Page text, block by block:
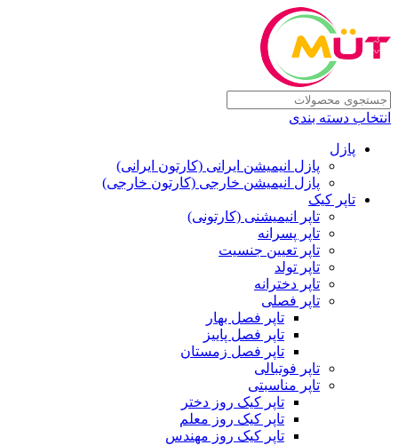
انتخاب دسته بندی
پازل
پازل انیمیشن ایرانی (کارتون ایرانی)
پازل انیمیشن خارجی (کارتون خارجی)
تاپر کیک
تاپر انیمیشنی (کارتونی)
تاپر پسرانه
تاپر تعیین جنسیت
تاپر تولد
تاپر دخترانه
تاپر فصلی
تاپر فصل بهار
تاپر فصل پاییز
تاپر فصل زمستان
تاپر فوتبالی
تاپر مناسبتی
تاپر کیک روز دختر
تاپر کیک روز معلم
تاپر کیک روز مهندس